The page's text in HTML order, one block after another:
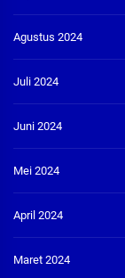
Agustus 2024
Juli 2024
Juni 2024
Mei 2024
April 2024
Maret 2024